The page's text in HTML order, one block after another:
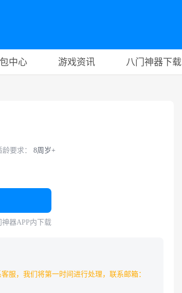
中心 游戏资讯 八门神器下载
龄要求： 8周岁+
器APP内下载
服，我们将第一时间进行处理，联系邮箱：